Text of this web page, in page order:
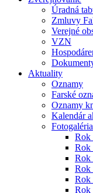
Úradná
Zmluvy
Verejné
VZN
Aktuality
Oznamy
Farské
Oznamy
Kalendár
Fotogaléria
Rok
Rok
Rok
Rok
Rok
Rok